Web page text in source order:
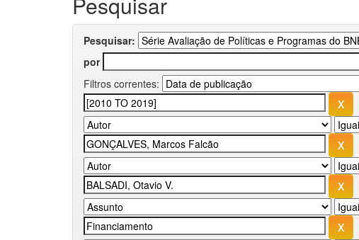
Pesquisar:
por
Filtros correntes: